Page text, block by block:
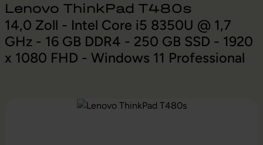
Lenovo ThinkPad T480s
14,0 Zoll - Intel Core i5 8350U @ 1,7
GHz - 16 GB DDR4 - 250 GB SSD - 1920
x 1080 FHD - Windows 11 Professional
Bildergalerie überspringen